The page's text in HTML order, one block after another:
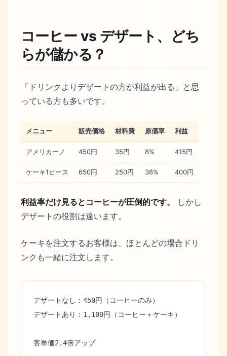
コーヒー vs デザート、どち
らが儲かる？
「ドリンクよりデザートの方が利益が出る」と思
っている方も多いです。
メニュー 販売価格 材料費 原価率 利益
アメリカーノ 450円 35円 8% 415円
ケーキ1ピース 650円 250円 38% 400円
利益率だけ見るとコーヒーが圧倒的です。
しかし
デザートの役割は違います。
ケーキを注文するお客様は、ほとんどの場合ドリ
ンクも一緒に注文します。
デザートなし：450円（コーヒーのみ）
デザートあり：1,100円（コーヒー＋ケーキ）
客単価2.4倍アップ